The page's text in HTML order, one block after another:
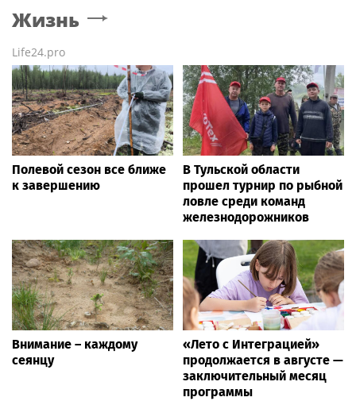
Жизнь
Life24.pro
Полевой сезон все ближе
к завершению
В Тульской области
прошел турнир по рыбной
ловле среди команд
железнодорожников
Внимание – каждому
сеянцу
«Лето с Интеграцией»
продолжается в августе —
заключительный месяц
программы